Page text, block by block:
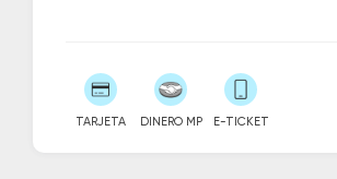
TARJETA DINERO MP E-TICKET